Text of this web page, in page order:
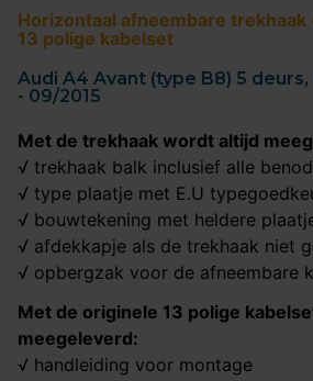
Horizontaal afneembare
13 polige kabelset
Audi A4 Avant (type B8) 5
- 09/2015
Met de trekhaak wordt altijd
√ trekhaak balk inclusief alle
√ type plaatje met E.U
√ bouwtekening met heldere
√ afdekkapje als de trekhaak niet
√ opbergzak voor de afneembare
Met de originele 13 polige
meegeleverd:
√ handleiding voor montage